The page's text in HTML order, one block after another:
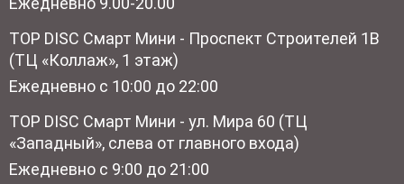
TOP DISC Смарт Мини - Проспект Строителей 1В
(ТЦ «Коллаж», 1 этаж)
Ежедневно с 10:00 до 22:00
TOP DISC Смарт Мини - ул. Мира 60 (ТЦ
«Западный», слева от главного входа)
Ежедневно с 9:00 до 21:00